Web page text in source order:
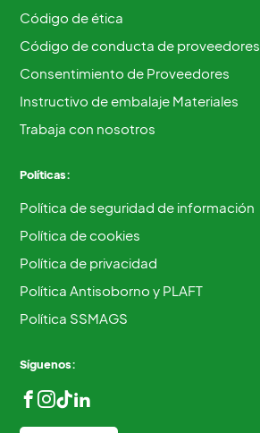
Código de ética
Código de conducta de proveedores
Consentimiento de Proveedores
Instructivo de embalaje Materiales
Trabaja con nosotros
Políticas:
Política de seguridad de información
Política de cookies
Política de privacidad
Política Antisoborno y PLAFT
Política SSMAGS
Síguenos: